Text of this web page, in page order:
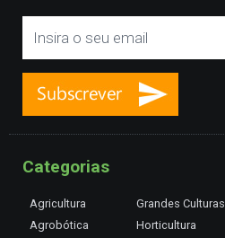
Categorias
Agricultura
Agrobótica
Grandes Culturas
Horticultura